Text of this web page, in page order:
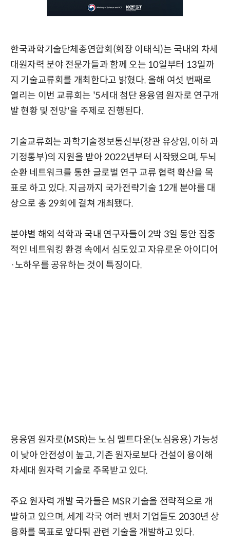
한국과학기술단체총연합회(회장 이태식)는 국내외 차세
대원자력 분야 전문가들과 함께 오는 10일부터 13일까
지 기술교류회를 개최한다고 밝혔다. 올해 여섯 번째로
열리는 이번 교류회는 '5세대 첨단 용융염 원자로 연구개
발 현황 및 전망'을 주제로 진행된다.
기술교류회는 과학기술정보통신부(장관 유상임, 이하 과
기정통부)의 지원을 받아 2022년부터 시작됐으며, 두뇌
순환 네트워크를 통한 글로벌 연구 교류 협력 확산을 목
표로 하고 있다. 지금까지 국가전략기술 12개 분야를 대
상으로 총 29회에 걸쳐 개최됐다.
분야별 해외 석학과 국내 연구자들이 2박 3일 동안 집중
적인 네트워킹 환경 속에서 심도있고 자유로운 아이디어
·노하우를 공유하는 것이 특징이다.
용융염 원자로(MSR)는 노심 멜트다운(노심융용) 가능성
이 낮아 안전성이 높고, 기존 원자로보다 건설이 용이해
차세대 원자력 기술로 주목받고 있다.
주요 원자력 개발 국가들은 MSR 기술을 전략적으로 개
발하고 있으며, 세계 각국 여러 벤처 기업들도 2030년 상
용화를 목표로 앞다퉈 관련 기술을 개발하고 있다.